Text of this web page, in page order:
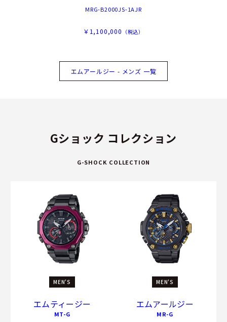
MRG-B2000JS-1AJR
￥1,100,000 （税込）
エムアールジー - メンズ 一覧
Gショック コレクション
G-SHOCK COLLECTION
MEN'S
エムティージー
MT-G
MEN'S
エムアールジー
MR-G